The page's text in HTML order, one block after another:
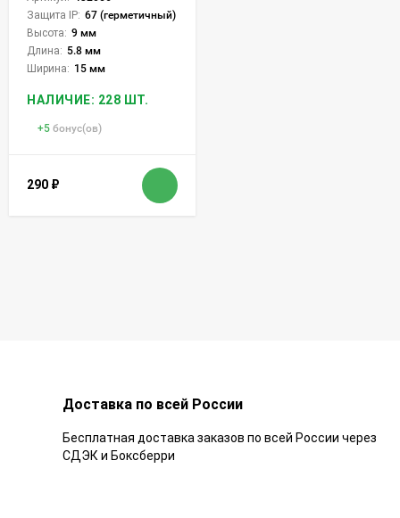
Защита IP: 67 (герметичный)
Высота: 9 мм
Длина: 5.8 мм
Ширина: 15 мм
НАЛИЧИЕ: 228 ШТ.
+5 бонус(ов)
290 ₽
Доставка по всей России
Бесплатная доставка заказов по всей России через
СДЭК и Боксберри